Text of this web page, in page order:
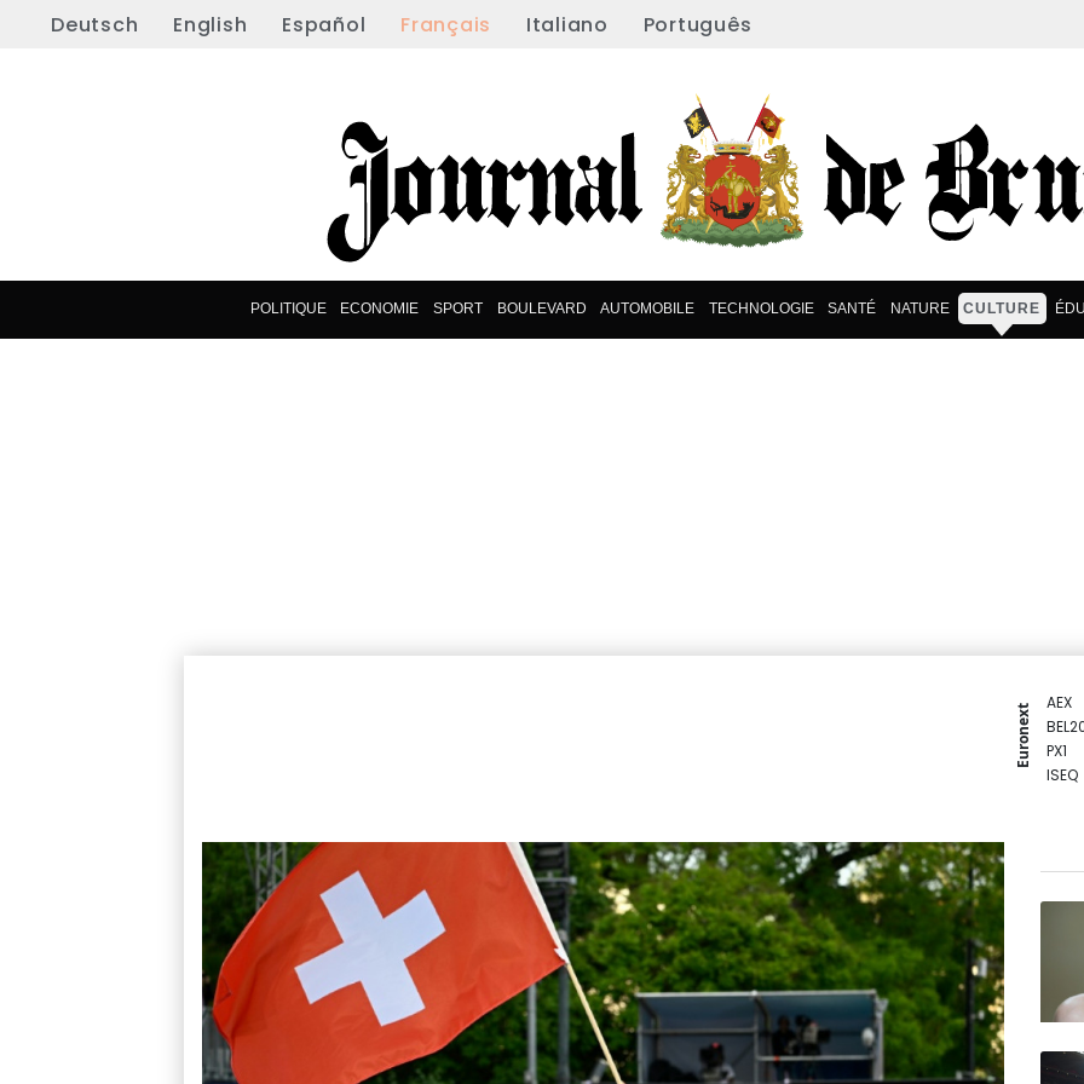
Deutsch English Español Français Italiano Português
POLITIQUE ECONOMIE SPORT BOULEVARD AUTOMOBILE TECHNOLOGIE SANTÉ NATURE CULTURE
Euronext
AEX
PX1
ISEQ